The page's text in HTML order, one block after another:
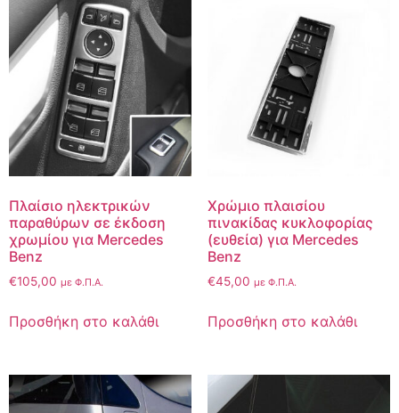
Πλαίσιο ηλεκτρικών
παραθύρων σε έκδοση
χρωμίου για Mercedes
Benz
€105,00 με Φ.Π.Α.
Προσθήκη στο καλάθι
Χρώμιο πλαισίου
πινακίδας κυκλοφορίας
(ευθεία) για Mercedes
Benz
€45,00 με Φ.Π.Α.
Προσθήκη στο καλάθι